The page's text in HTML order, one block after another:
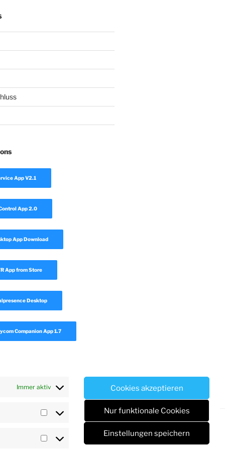
Immer aktiv
Vorlieben
Statistiken
Cookies akzeptieren
Nur funktionale Cookies
Einstellungen speichern
App V2.1
App 2.0
App Download
App from Store
Desktop
Companion App 1.7